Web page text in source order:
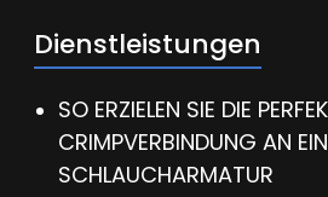
Dienstleistungen
SO ERZIELEN SIE DIE
CRIMPVERBINDUNG AN
SCHLAUCHARMATUR